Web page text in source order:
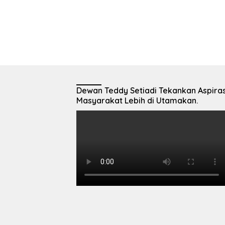
Dewan Teddy Setiadi Tekankan
Masyarakat Lebih di Utamakan.